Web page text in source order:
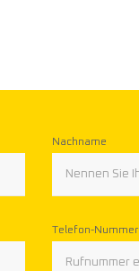
Nachname
Telefon-Nummer